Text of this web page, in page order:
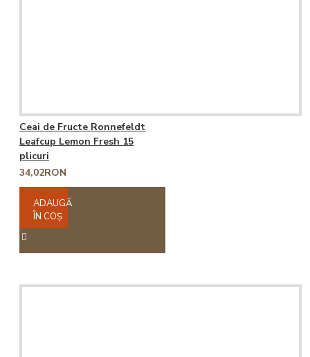
Ceai de Fructe Ronnefeldt
Leafcup Lemon Fresh 15
plicuri
34,02RON
ADAUGĂ
ÎN COŞ